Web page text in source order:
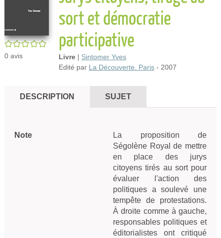
/5
0 avis
sort et démocratie
participative
Livre | Sintomer Yves
Edité par La Découverte. Paris - 2007
DESCRIPTION SUJET
Note
La proposition de
Ségolène Royal de mettre
en place des jurys
citoyens tirés au sort pour
évaluer l'action des
politiques a soulevé une
tempête de protestations.
À droite comme à gauche,
responsables politiques et
éditorialistes ont critiqué